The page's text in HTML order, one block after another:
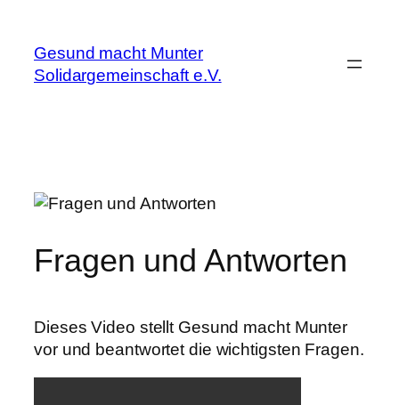
springen
Gesund macht Munter
Solidargemeinschaft e.V.
Fragen und Antworten
Dieses Video stellt Gesund macht Munter
vor und beantwortet die wichtigsten Fragen.